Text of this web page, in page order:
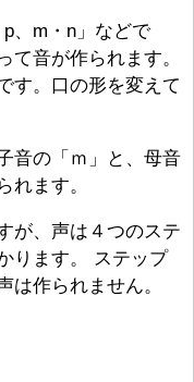
、m・n」などで
て音が作られます。
す。口の形を変えて
音の「ｍ」と、母音
れます。
が、声は４つのステ
ります。 ステップ
は作られません。